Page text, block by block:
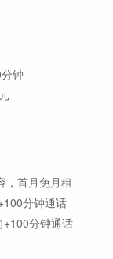
钟
，首月免月租
分钟通话
分钟通话